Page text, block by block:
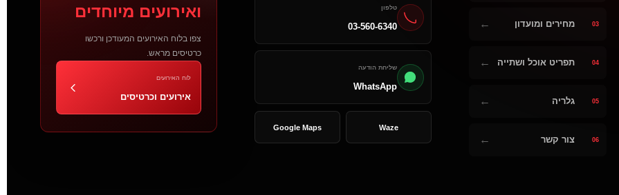
03 מחירים ומועדון ←
04 תפריט אוכל ושתייה ←
05 גלריה ←
06 צור קשר ←
טלפון
03-560-6340
שליחת הודעה
WhatsApp
Waze
Google Maps
ואירועים מיוחדים
צפו בלוח האירועים המעודכן ורכשו
כרטיסים מראש.
לוח האירועים
אירועים וכרטיסים